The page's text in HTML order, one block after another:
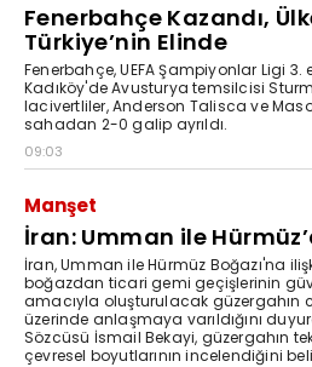
Fenerbahçe Kazandı,
Türkiye’nin Elinde
Fenerbahçe, UEFA Şampiyonlar Ligi
Kadıköy'de Avusturya temsilcisi
lacivertliler, Anderson Talisca ve
sahadan 2-0 galip ayrıldı.
09:03
Manşet
İran: Umman ile
İran, Umman ile Hürmüz Boğazı'na
boğazdan ticari gemi geçişlerinin
amacıyla oluşturulacak güzergahın
üzerinde anlaşmaya varıldığını
Sözcüsü İsmail Bekayi, güzergahın
çevresel boyutlarının incelendiğini